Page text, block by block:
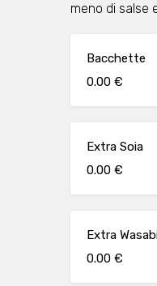
meno di salse
Bacchette
0.00 €
Extra Soia
0.00 €
Extra
0.00 €